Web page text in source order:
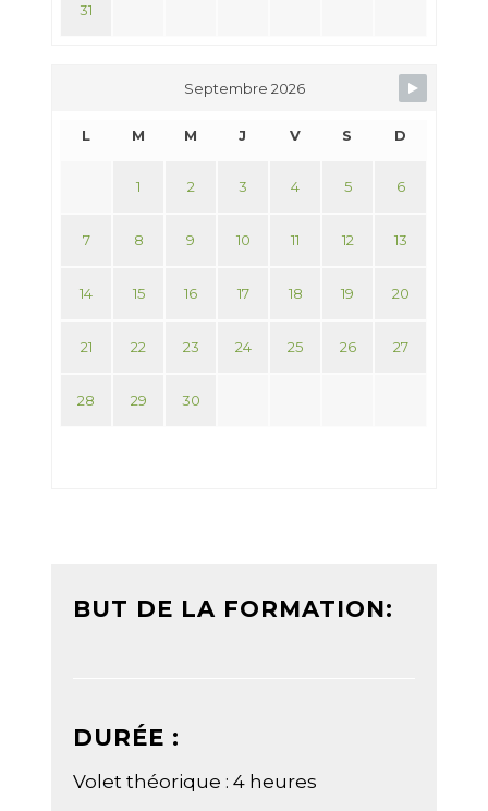
31
Septembre 2026
L M M J V S D
1 2 3 4 5 6
7 8 9 10 11 12 13
14 15 16 17 18 19 20
21 22 23 24 25 26 27
28 29 30
BUT DE LA FORMATION:
DURÉE :
Volet théorique : 4 heures